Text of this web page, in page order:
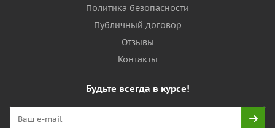
Политика безопасности
Публичный договор
Отзывы
Контакты
Будьте всегда в курсе!